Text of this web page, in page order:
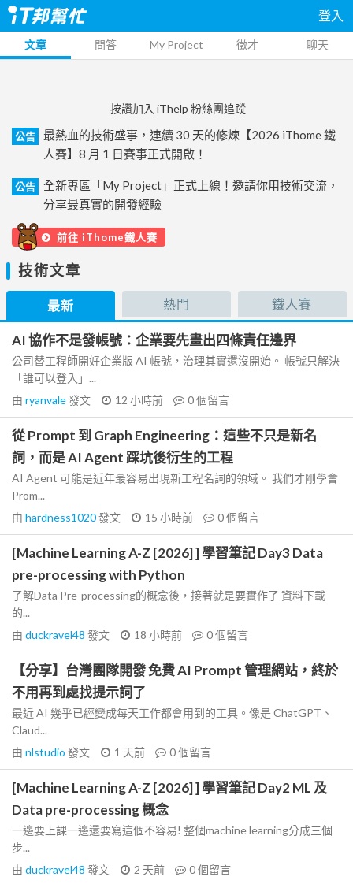
登入
文章 問答 My Project 徵才 聊天
按讚加入 iThelp 粉絲團追蹤
公告
最熱血的技術盛事，連續 30 天的修煉【2026 iThome 鐵
人賽】8 月 1 日賽事正式開啟！
公告
全新專區「My Project」正式上線！邀請你用技術交流，
分享最真實的開發經驗
前往 iThome鐵人賽
技術文章
最新 熱門 鐵人賽
AI 協作不是發帳號：企業要先畫出四條責任邊界
公司替工程師開好企業版 AI 帳號，治理其實還沒開始。 帳號只解決
「誰可以登入」...
由 ryanvale發文 12 小時前 0個留言
從 Prompt 到 Graph Engineering：這些不只是新名
詞，而是 AI Agent 踩坑後衍生的工程
AI Agent 可能是近年最容易出現新工程名詞的領域。 我們才剛學會
Prom...
由 hardness1020發文 15 小時前 0個留言
[Machine Learning A-Z [2026] ] 學習筆記 Day3 Data
pre-processing with Python
了解Data Pre-processing的概念後，接著就是要實作了 資料下載
的...
由 duckravel48 發文 18 小時前 0個留言
【分享】台灣團隊開發 免費 AI Prompt 管理網站，終於
不用再到處找提示詞了
最近 AI 幾乎已經變成每天工作都會用到的工具。像是 ChatGPT、
Claud...
由 nlstudio 發文 1 天前 0個留言
[Machine Learning A-Z [2026] ] 學習筆記 Day2 ML 及
Data pre-processing 概念
一邊要上課一邊還要寫這個不容易! 整個machine learning分成三個
步...
由 duckravel48 發文 2 天前 0個留言